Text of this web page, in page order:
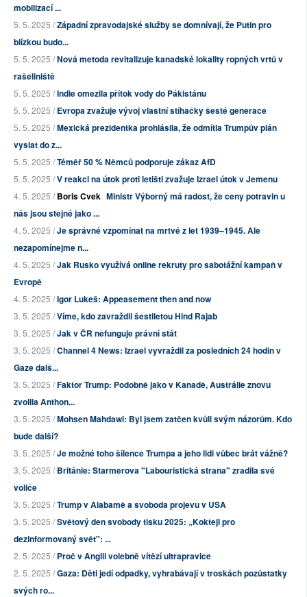
mobilizací ...
5. 5. 2025 /Západní zpravodajské služby se domnívají, že Putin pro
blízkou budo...
5. 5. 2025 /Nová metoda revitalizuje kanadské lokality ropných vrtů v
rašeliniště
5. 5. 2025 /Indie omezila přítok vody do Pákistánu
5. 5. 2025 /Evropa zvažuje vývoj vlastní stíhačky šesté generace
5. 5. 2025 /Mexická prezidentka prohlásila, že odmítla Trumpův plán
vyslat do z...
5. 5. 2025 /Téměř 50 % Němců podporuje zákaz AfD
5. 5. 2025 /V reakci na útok proti letišti zvažuje Izrael útok v Jemenu
4. 5. 2025 /Boris Cvek Ministr Výborný má radost, že ceny potravin u
nás jsou stejné jako ...
4. 5. 2025 /Je správné vzpomínat na mrtvé z let 1939–1945. Ale
nezapomínejme n...
4. 5. 2025 /Jak Rusko využívá online rekruty pro sabotážní kampaň v
Evropě
4. 5. 2025 /Igor Lukeš: Appeasement then and now
3. 5. 2025 /Víme, kdo zavraždil šestiletou Hind Rajab
3. 5. 2025 /Jak v ČR nefunguje právní stát
3. 5. 2025 /Channel 4 News: Izrael vyvraždil za posledních 24 hodin v
Gaze dalš...
3. 5. 2025 /Faktor Trump: Podobně jako v Kanadě, Austrálie znovu
zvolila Anthon...
3. 5. 2025 /Mohsen Mahdawi: Byl jsem zatčen kvůli svým názorům. Kdo
bude další?
3. 5. 2025 /Je možné toho šílence Trumpa a jeho lidi vůbec brát vážně?
3. 5. 2025 /Británie: Starmerova "Labouristická strana" zradila své
voliče
3. 5. 2025 /Trump v Alabamě a svoboda projevu v USA
3. 5. 2025 /Světový den svobody tisku 2025: „Koktejl pro
dezinformovaný svět": ...
2. 5. 2025 /Proč v Anglii volebně vítězí ultrapravice
2. 5. 2025 /Gaza: Děti jedí odpadky, vyhrabávají v troskách pozůstatky
svých ro...